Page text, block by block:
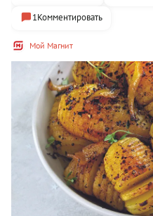
Мой Магнит
1Комментировать